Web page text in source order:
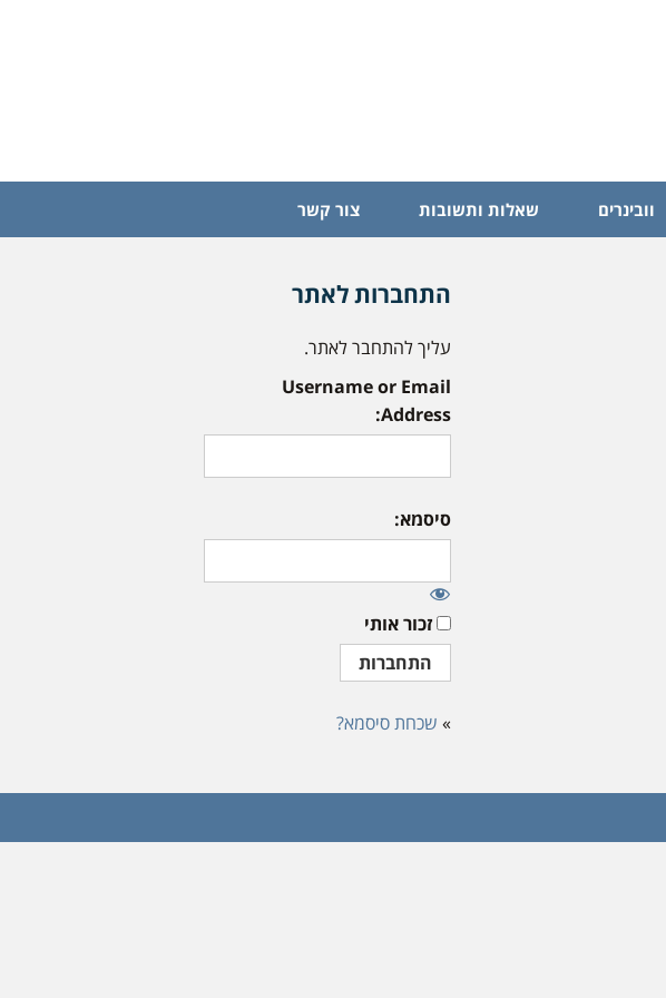
וובינרים שאלות ותשובות צור קשר
התחברות לאתר
עליך להתחבר לאתר.
Username or Email
Address:
סיסמא:
זכור אותי
» שכחת סיסמא?